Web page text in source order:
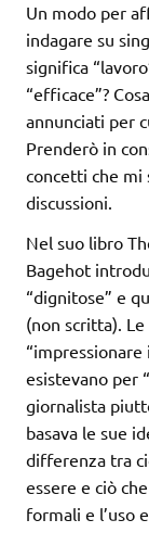
Un modo per
indagare su
significa
“efficace”?
annunciati per
Prenderò in
concetti che mi
discussioni.
Nel suo libro
Bagehot
“dignitose” e
(non scritta).
esistevano per
giornalista
basava le sue
differenza tra
essere e ciò
formali e l’uso